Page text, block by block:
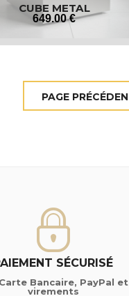
CUBE METAL
649.00 €
SÉCURISÉ
Bancaire, PayPal et
virements